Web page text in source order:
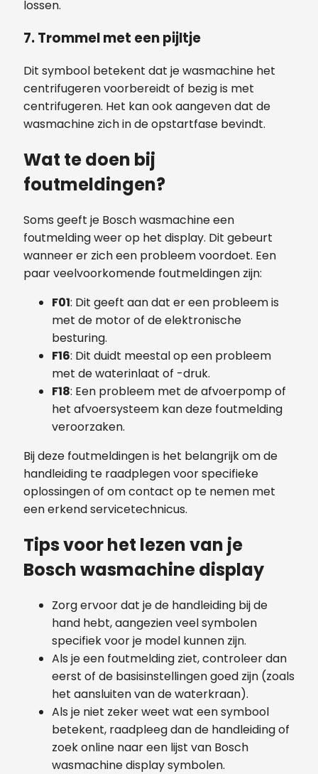
lossen.
7.Trommel met een pijltje
Dit symbool betekent dat je wasmachine het
centrifugeren voorbereidt of bezig is met
centrifugeren. Het kan ook aangeven dat de
wasmachine zich in de opstartfase bevindt.
Wat te doen bij
foutmeldingen?
Soms geeft je Bosch wasmachine een
foutmelding weer op het display. Dit gebeurt
wanneer er zich een probleem voordoet. Een
paar veelvoorkomende foutmeldingen zijn:
F01: Dit geeft aan dat er een probleem is
met de motor of de elektronische
besturing.
F16: Dit duidt meestal op een probleem
met de waterinlaat of -druk.
F18: Een probleem met de afvoerpomp of
het afvoersysteem kan deze foutmelding
veroorzaken.
Bij deze foutmeldingen is het belangrijk om de
handleiding te raadplegen voor specifieke
oplossingen of om contact op te nemen met
een erkend servicetechnicus.
Tips voor het lezen van je
Bosch wasmachine display
Zorg ervoor dat je de handleiding bij de
hand hebt, aangezien veel symbolen
specifiek voor je model kunnen zijn.
Als je een foutmelding ziet, controleer dan
eerst of de basisinstellingen goed zijn (zoals
het aansluiten van de waterkraan).
Als je niet zeker weet wat een symbool
betekent, raadpleeg dan de handleiding of
zoek online naar een lijst van Bosch
wasmachine display symbolen.